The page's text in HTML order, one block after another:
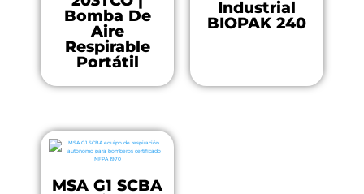
Bomba De
Aire
Respirable
Portátil
Industrial
BIOPAK 240
MSA G1 SCBA